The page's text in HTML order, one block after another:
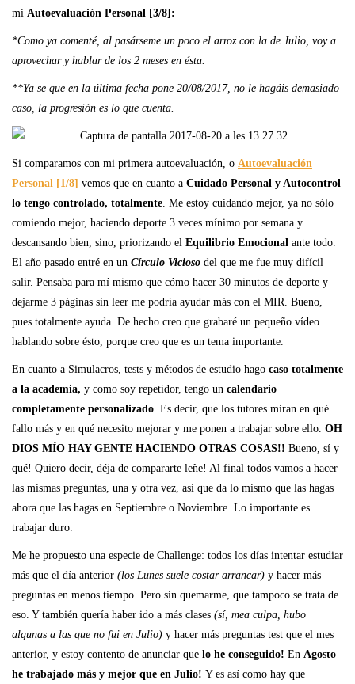
mi Autoevaluación Personal [3/8]:
*Como ya comenté, al pasárseme un poco el arroz con la de Julio, voy a
aprovechar y hablar de los 2 meses en ésta.
**Ya se que en la última fecha pone 20/08/2017, no le hagáis demasiado
caso, la progresión es lo que cuenta.
Si comparamos con mi primera autoevaluación, o Autoevaluación
Personal [1/8] vemos que en cuanto a Cuidado Personal y Autocontrol
lo tengo controlado, totalmente . Me estoy cuidando mejor, ya no sólo
comiendo mejor, haciendo deporte 3 veces mínimo por semana y
descansando bien, sino, priorizando el Equilibrio Emocional ante todo.
El año pasado entré en un Círculo Vicioso del que me fue muy difícil
salir. Pensaba para mí mismo que cómo hacer 30 minutos de deporte y
dejarme 3 páginas sin leer me podría ayudar más con el MIR. Bueno,
pues totalmente ayuda. De hecho creo que grabaré un pequeño vídeo
hablando sobre ésto, porque creo que es un tema importante.
En cuanto a Simulacros, tests y métodos de estudio hago caso totalmente
a la academia, y como soy repetidor, tengo un calendario
completamente personalizado . Es decir, que los tutores miran en qué
fallo más y en qué necesito mejorar y me ponen a trabajar sobre ello. OH
DIOS MÍO HAY GENTE HACIENDO OTRAS COSAS!! Bueno, sí y
qué! Quiero decir, déja de compararte leñe! Al final todos vamos a hacer
las mismas preguntas, una y otra vez, así que da lo mismo que las hagas
ahora que las hagas en Septiembre o Noviembre. Lo importante es
trabajar duro.
Me he propuesto una especie de Challenge: todos los días intentar estudiar
más que el día anterior (los Lunes suele costar arrancar) y hacer más
preguntas en menos tiempo. Pero sin quemarme, que tampoco se trata de
eso. Y también quería haber ido a más clases (sí, mea culpa, hubo
algunas a las que no fui en Julio) y hacer más preguntas test que el mes
anterior, y estoy contento de anunciar que lo he conseguido! En Agosto
he trabajado más y mejor que en Julio! Y es así como hay que